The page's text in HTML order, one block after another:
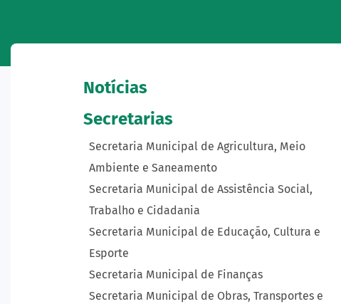
Notícias
Secretarias
Secretaria Municipal de Agricultura, Meio
Ambiente e Saneamento
Secretaria Municipal de Assistência Social,
Trabalho e Cidadania
Secretaria Municipal de Educação, Cultura e
Esporte
Secretaria Municipal de Finanças
Secretaria Municipal de Obras, Transportes e